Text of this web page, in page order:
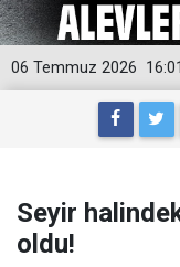
16:01
06 Temmuz 2026
Seyir
oldu!